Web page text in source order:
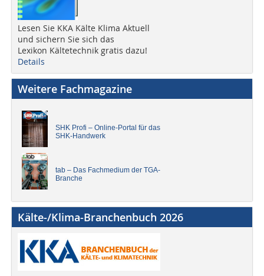
Lesen Sie KKA Kälte Klima Aktuell
und sichern Sie sich das
Lexikon Kältetechnik gratis dazu!
Details
Weitere Fachmagazine
SHK Profi – Online-Portal für das
SHK-Handwerk
tab – Das Fachmedium der TGA-
Branche
Kälte-/Klima-Branchenbuch 2026